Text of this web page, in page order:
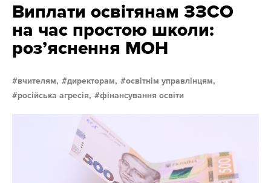
Виплати освітянам ЗЗСО
на час простою школи:
роз’яснення МОН
вчителям, директорам,
освітнім управлінцям,
російська агресія,
фінансування освіти